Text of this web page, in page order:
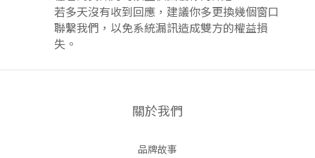
若多天沒有收到回應，建議你多更換幾個窗口
聯繫我們，以免系統漏訊造成雙方的權益損
失。
關於我們
品牌故事